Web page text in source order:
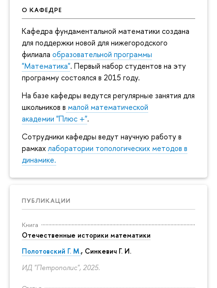
О КАФЕДРЕ
Кафедра фундаментальной математики создана
для поддержки новой для нижегородского
филиала образовательной программы
"Математика". Первый набор студентов на эту
программу состоялся в 2015 году.
На базе кафедры ведутся регулярные занятия для
школьников в малой математической
академии "Плюс +".
Сотрудники кафедры ведут научную работу в
рамкахлаборатории топологических методов в
динамике.
ПУБЛИКАЦИИ
Книга
Отечественные историки математики
Полотовский Г. М., Синкевич Г. И.
ИД "Петрополис", 2025.